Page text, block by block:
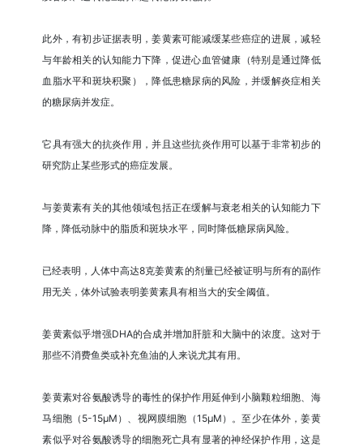
此外，有初步证据表明，姜黄素可能减缓某些癌症的进展，减轻
与年龄相关的认知能力下降，促进心血管健康（特别是通过降低
血脂水平和斑块积聚），降低患糖尿病的风险，并缓解炎症相关
的糖尿病并发症。
它具有强大的抗炎作用，并且这些抗炎作用可以基于非常初步的
研究防止某些形式的癌症发展。
与姜黄素有关的其他领域包括正在缓解与衰老相关的认知能力下
降，降低动脉中的脂质和斑块水平，同时降低糖尿病风险。
已经表明，人体中高达8克姜黄素的剂量已经被证明与所有的副作
用无关，体外试验表明姜黄素具有相当大的安全阈值。
姜黄素似乎增强DHA的合成并增加肝脏和大脑中的浓度。这对于
那些不消费鱼类或补充鱼油的人来说尤其有用。
姜黄素对谷氨酸诱导的毒性的保护作用延伸到小脑颗粒细胞、海
马细胞（5-15μM）、视网膜细胞（15μM）。至少在体外，姜黄
素似乎对谷氨酸诱导的细胞死亡具有显著的神经保护作用，这是